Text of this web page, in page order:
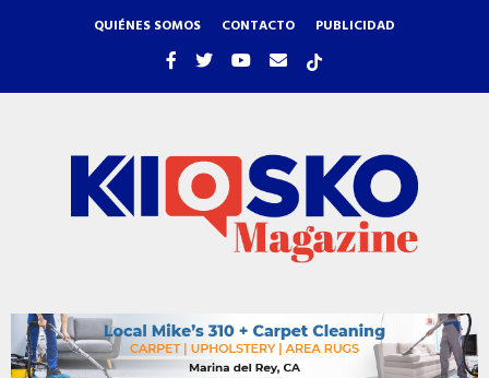
QUIÉNES SOMOS CONTACTO PUBLICIDAD